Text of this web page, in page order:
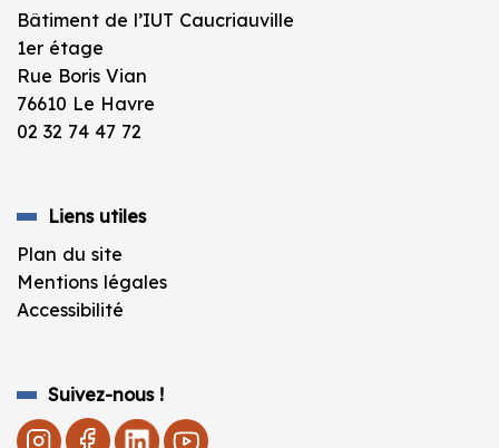
Bâtiment de l’IUT Caucriauville
1er étage
Rue Boris Vian
76610 Le Havre
02 32 74 47 72
Liens utiles
Plan du site
Mentions légales
Accessibilité
Suivez-nous !